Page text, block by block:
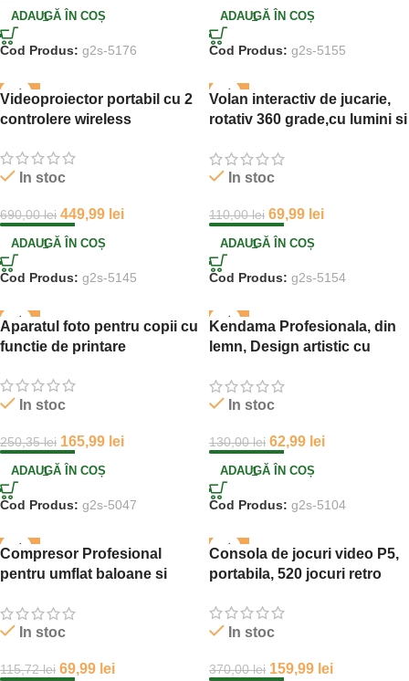
ADAUGĂ ÎN COȘ
Cod Produs: g2s-5176
ADAUGĂ ÎN COȘ
Cod Produs: g2s-5155
-35%
Videoproiector portabil cu 2
controlere wireless
In stoc
690,00lei 449,99 lei
ADAUGĂ ÎN COȘ
Cod Produs: g2s-5145
-36%
Volan interactiv de jucarie,
rotativ 360 grade,cu lumini si
In stoc
110,00lei 69,99 lei
ADAUGĂ ÎN COȘ
Cod Produs: g2s-5154
-34%
Aparatul foto pentru copii cu
functie de printare
In stoc
250,35lei 165,99 lei
ADAUGĂ ÎN COȘ
Cod Produs: g2s-5047
-52%
Kendama Profesionala, din
lemn, Design artistic cu
culori
In stoc
130,00lei 62,99 lei
ADAUGĂ ÎN COȘ
Cod Produs: g2s-5104
-40%
Compresor Profesional
pentru umflat baloane si
600 W, Alimentare 220 V
In stoc
115,72lei 69,99 lei
-57%
Consola de jocuri video P5,
portabila, 520 jocuri retro
In stoc
370,00lei 159,99 lei